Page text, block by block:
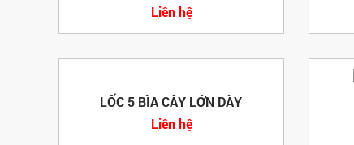
Liên hệ
LỐC 5 BÌA CÂY LỚN DÀY
Liên hệ